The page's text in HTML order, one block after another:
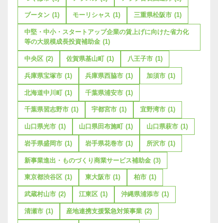
ブータン (1) モーリシャス (1) 三重県松阪市 (1)
中堅・中小・スタートアップ企業の賃上げに向けた省力化
等の大規模成長投資補助金 (1)
中央区 (2) 佐賀県基山町 (1) 八王子市 (1)
兵庫県宝塚市 (1) 兵庫県西脇市 (1) 加須市 (1)
北海道中川町 (1) 千葉県浦安市 (1)
千葉県習志野市 (1) 宇都宮市 (1) 宜野湾市 (1)
山口県光市 (1) 山口県田布施町 (1) 山口県萩市 (1)
岩手県盛岡市 (1) 岩手県花巻市 (1) 所沢市 (1)
新事業進出・ものづくり商業サービス補助金 (3)
東京都渋谷区 (1) 東大阪市 (1) 柏市 (1)
武蔵村山市 (2) 江東区 (1) 沖縄県浦添市 (1)
清瀬市 (1) 産地連携支援緊急対策事業 (2)